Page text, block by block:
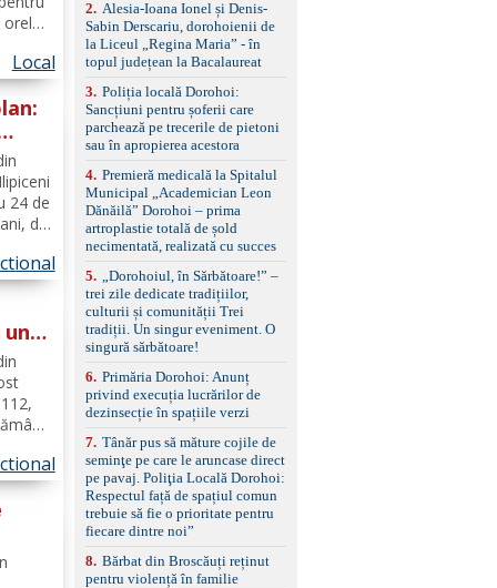
Local
24 de
din
pe
schimbare bandă și
menținere bandă Faruri
bi-xenon adaptive cu
asistent fază lungă
automată , lumini de zi
LED, proiectoare ceață
LED, spălătoare faruri
față/spate, cameră
marșarier Keyless entry
& start, geamuri electrice
față/spate, oglinzi
electrice, încălzite și
rabatabile Sistem hands-
free, Bluetooth, USB
Sistem start/stop, frână
de parcare electrică,
anvelope vară runflat
filtru de particule,
standard Euro 6 Trapă
panoramică, geamuri
remorcare Bonus: -
Covorașe textile montate
pe mașină. -Ofer și un
set de covorașe din
cauciuc/pvc. -Se vinde
împreună cu un set de
anvelope de iarnă.
2. Alesia-Ioana Ionel și Denis-
Sabin Derscariu, dorohoienii de
la Liceul „Regina Maria” - în
topul județean la Bacalaureat
3. Poliția locală Dorohoi:
Sancțiuni pentru șoferii care
parchează pe trecerile de pietoni
sau în apropierea acestora
4. Premieră medicală la Spitalul
Municipal „Academician Leon
Dănăilă” Dorohoi – prima
artroplastie totală de șold
necimentată, realizată cu succes
5.
„Dorohoiul, în Sărbătoare!” –
trei zile dedicate tradițiilor,
culturii și comunității Trei
tradiții. Un singur eveniment. O
singură sărbătoare!
6. Primăria Dorohoi: Anunț
privind execuția lucrărilor de
dezinsecție în spațiile verzi
7. Tânăr pus să măture cojile de
seminţe pe care le aruncase direct
pe pavaj. Poliţia Locală Dorohoi:
Respectul față de spațiul comun
trebuie să fie o prioritate pentru
fiecare dintre noi”
8. Bărbat din Broscăuți reținut
pentru violență în familie